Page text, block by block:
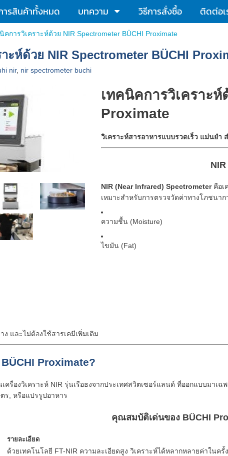
ารสินค้าทั้งหมด บทความ วิธีการสั่งซื้อ ติดต่อเ
คการวิเคราะห์ด้วย NIR Spectrometer BÜCHI Proximate
ะห์ด้วย NIR Spectrometer BÜCHI
nir, nir spectrometer buchi
เทคนิคการวิเคราะ
Proximate
วิเคราะห์สารอาหารแบบรวดเร็ว แม่นยำ
NIR (Near Infrared) Spectrometerคือเ
เหมาะสำหรับการตรวจวัดค่าทางโภชนาก
ความชื้น (Moisture)
ไขมัน (Fat)
ง และไม่ต้องใช้สารเคมีเพิ่มเติม
BÜCHI Proximate?
เครื่องวิเคราะห์ NIR รุ่นเรือธงจากประเทศสวิตเซอร์แลนด์ ที่ออกแบบมาเ
ร, หรือแปรรูปอาหาร
คุณสมบัติเด่นของ BÜCHI
รายละเอียด
ด้วยเทคโนโลยี FT-NIR ความละเอียดสูง วิเคราะห์ได้หลากหลายค่าในครั้